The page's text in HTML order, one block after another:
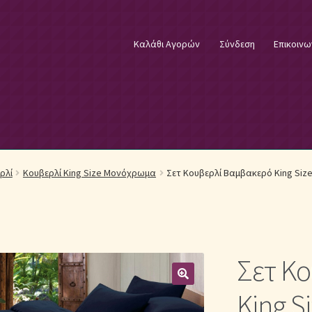
Καλάθι Αγορών Σύνδεση
Λευκά Είδη Επικοινωνία Επιστροφές Προϊόντων Η
Μονόχρωμα Σετ Σεντόνια Μονόχρωμες
Κουβερλί King Size Μονόχρωμα
Σετ Κουβερλί Βαμβακερό King
Σετ